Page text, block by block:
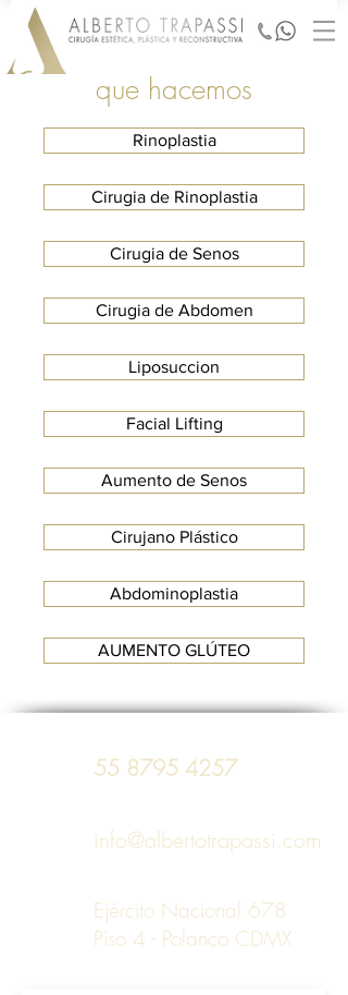
que hacemos
Rinoplastia
Cirugia de Rinoplastia
Cirugia de Senos
Cirugia de Abdomen
Liposuccion
Facial Lifting
Aumento de Senos
Cirujano Plástico
Abdominoplastia
AUMENTO GLÚTEO
Ejército Nacional 678
Piso 4 - Polanco CDMX
55 8795 4257
info@albertotrapassi.com